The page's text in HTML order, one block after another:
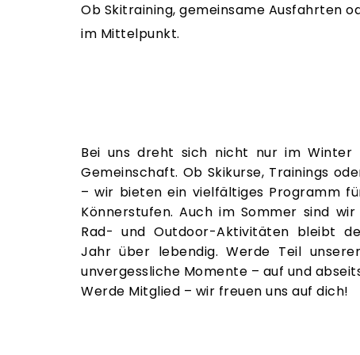
Ob Skitraining, gemeinsame Ausfahrten
im Mittelpunkt.
Bei uns dreht sich nicht nur im Winter
Gemeinschaft. Ob Skikurse, Trainings
– wir bieten ein vielfältiges Programm
Könnerstufen. Auch im Sommer sind
Rad- und Outdoor-Aktivitäten bleibt
Jahr über lebendig. Werde Teil
unvergessliche Momente – auf und
Werde Mitglied – wir freuen uns auf dich!